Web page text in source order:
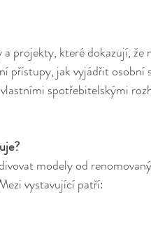
projekty, které dokazují, že
přístupy, jak vyjádřit
spotřebitelskými
modely od
vystavující patří: